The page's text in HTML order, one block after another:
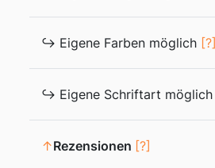
↪ Eigene Farben möglich [?]
↪ Eigene Schriftart möglich
↑Rezensionen [?]